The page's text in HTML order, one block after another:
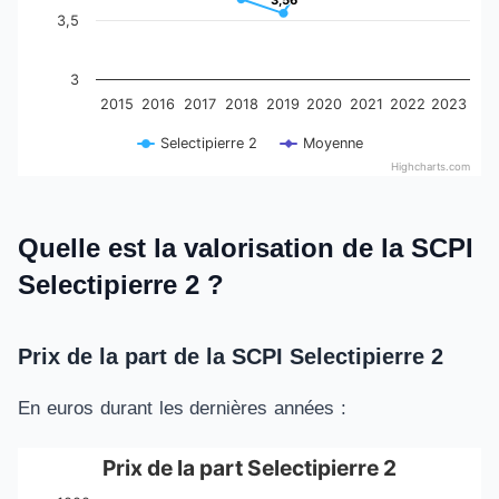
Selectipierre 2 Moyenne
2015 2016 2017 2018 2019 2020 2021 2022 2023
3
3,5
Highcharts.com
Quelle est la valorisation de la SCPI
Selectipierre 2 ?
Prix de la part de la SCPI Selectipierre 2
En euros durant les dernières années :
Prix de la part Selectipierre 2
Prix de la part Selectipierre 2